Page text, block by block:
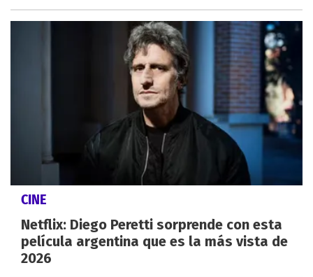
CINE
Netflix: Diego Peretti sorprende con esta
película argentina que es la más vista de
2026